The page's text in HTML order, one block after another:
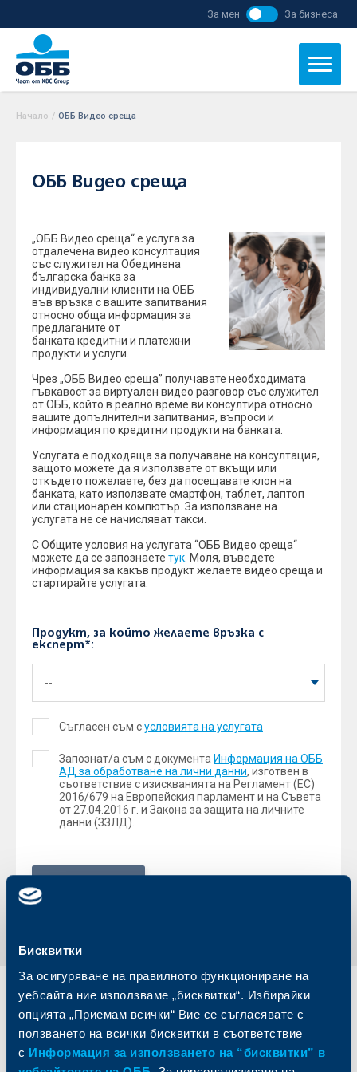
Бисквитки
За осигуряване на правилното функциониране на
уебсайта ние използваме „бисквитки“. Избирайки
опцията „Приемам всички“ Вие се съгласявате с
ползването на всички бисквитки в съответствие
с Информация за използването на “бисквитки” в
За мен За бизнеса
Начало / ОББ Видео среща
ОББ Видео среща
„ОББ Видео среща“ е услуга за
отдалечена видео консултация
със служител на Обединена
българска банка за
индивидуални клиенти на ОББ
във връзка с вашите запитвания
относно обща информация за
предлаганите от
банката кредитни и платежни
продукти и услуги.
Чрез „ОББ Видео среща” получавате необходимата
гъвкавост за виртуален видео разговор със служител
от ОББ, който в реално време ви консултира относно
вашите допълнителни запитвания, въпроси и
информация по кредитни продукти на банката.
Услугата е подходяща за получаване на консултация,
защото можете да я използвате от вкъщи или
откъдето пожелаете, без да посещавате клон на
банката, като използвате смартфон, таблет, лаптоп
или стационарен компютър. За използване на
услугата не се начисляват такси.
С Общите условия на услугата “ОББ Видео среща“
можете да се запознаете тук . Моля, въведете
информация за какъв продукт желаете видео среща и
стартирайте услугата:
Продукт, за който желаете връзка с
експерт*:
Съгласен съм сусловията на услугата
Запознат/а съм с документа Информация на ОББ
АД за обработване на лични данни, изготвен в
съответствие с изискванията на Регламент (ЕС)
2016/679 на Европейския парламент и на Съвета
от 27.04.2016 г. и Закона за защита на личните
данни (ЗЗЛД).
Индивидуални
клиенти
Карти
Бизнес
клиенти
Кредитиране